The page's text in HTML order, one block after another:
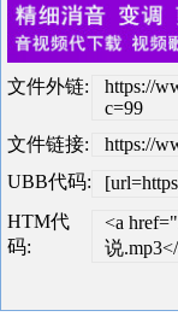
文件外链:
https://
c=99
文件链接:
https://
UBB代码:
HTM代
码:
<a
说